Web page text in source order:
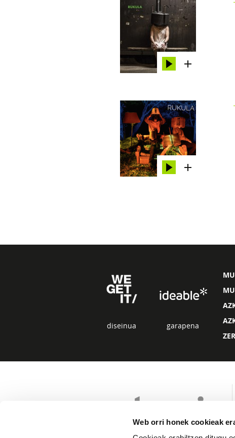
Web orri honek cookieak
diseinua garapena